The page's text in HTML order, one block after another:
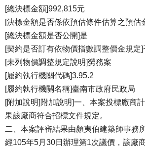
[總決標金額]992,815元
[決標金額是否係依預估條件估算之預估
[總決標金額是否公開]是
[契約是否訂有依物價指數調整價金規定]
[未列物價調整規定說明]勞務案
[履約執行機關代碼]3.95.2
[履約執行機關名稱]臺南市政府民政局
[附加說明]附加說明]一、本案投標廠商
果該廠商符合招標文件規定。
二、本案評審結果由顏夷伯建築師事務
經105年5月30日辦理第1次議價，該廠